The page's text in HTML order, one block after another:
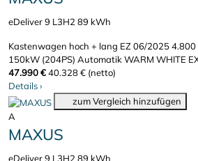
eDeliver 9 L3H2 89 kWh
Kastenwagen hoch + lang EZ 06/20254.800
150kW (204PS) AutomatikWARM WHITE
47.990 €40.328 € (netto)
Details›
zum Vergleich hinzufügen
A
MAXUS
eDeliver 9 L3H2 89 kWh